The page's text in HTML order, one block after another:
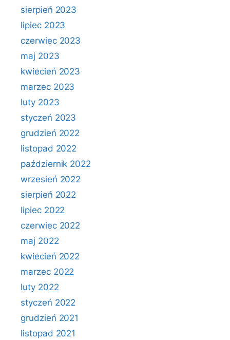
sierpień 2023
lipiec 2023
czerwiec 2023
maj 2023
kwiecień 2023
marzec 2023
luty 2023
styczeń 2023
grudzień 2022
listopad 2022
październik 2022
wrzesień 2022
sierpień 2022
lipiec 2022
czerwiec 2022
maj 2022
kwiecień 2022
marzec 2022
luty 2022
styczeń 2022
grudzień 2021
listopad 2021